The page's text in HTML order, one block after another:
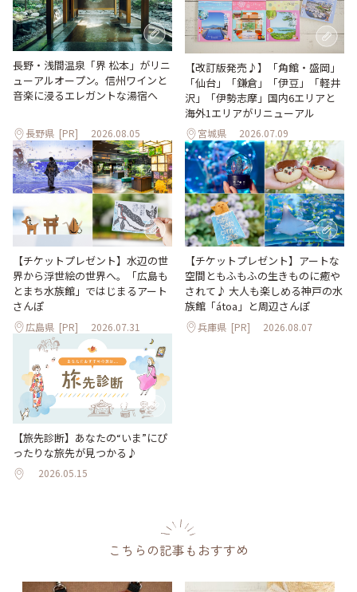
長野・浅間温泉「界 松本」がリニ
ューアルオープン。信州ワインと
音楽に浸るエレガントな湯宿へ
長野県 [PR] 2026.08.05
【改訂版発売♪】「角館・盛岡」
「仙台」「鎌倉」「伊豆」「軽井
沢」「伊勢志摩」国内6エリアと
海外1エリアがリニューアル
宮城県 2026.07.09
【チケットプレゼント】水辺の世
界から浮世絵の世界へ。「広島も
とまち水族館」ではじまるアート
さんぽ
広島県 [PR] 2026.07.31
【チケットプレゼント】アートな
空間ともふもふの生きものに癒や
されて♪ 大人も楽しめる神戸の水
族館「átoa」と周辺さんぽ
兵庫県 [PR] 2026.08.07
【旅先診断】あなたの“いま”にぴ
ったりな旅先が見つかる♪
2026.05.15
こちらの記事もおすすめ